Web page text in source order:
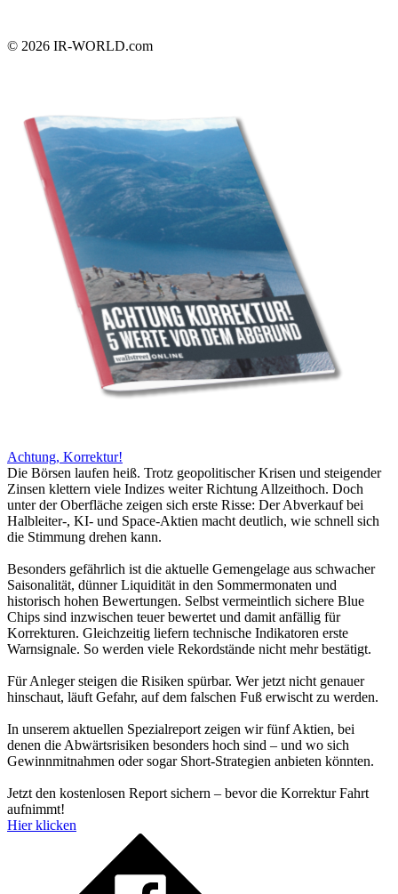
© 2026 IR-WORLD.com
Achtung, Korrektur!
Die Börsen laufen heiß. Trotz geopolitischer Krisen und steigender
Zinsen klettern viele Indizes weiter Richtung Allzeithoch. Doch
unter der Oberfläche zeigen sich erste Risse: Der Abverkauf bei
Halbleiter-, KI- und Space-Aktien macht deutlich, wie schnell sich
die Stimmung drehen kann.
Besonders gefährlich ist die aktuelle Gemengelage aus schwacher
Saisonalität, dünner Liquidität in den Sommermonaten und
historisch hohen Bewertungen. Selbst vermeintlich sichere Blue
Chips sind inzwischen teuer bewertet und damit anfällig für
Korrekturen. Gleichzeitig liefern technische Indikatoren erste
Warnsignale. So werden viele Rekordstände nicht mehr bestätigt.
Für Anleger steigen die Risiken spürbar. Wer jetzt nicht genauer
hinschaut, läuft Gefahr, auf dem falschen Fuß erwischt zu werden.
In unserem aktuellen Spezialreport zeigen wir fünf Aktien, bei
denen die Abwärtsrisiken besonders hoch sind – und wo sich
Gewinnmitnahmen oder sogar Short-Strategien anbieten könnten.
Jetzt den kostenlosen Report sichern – bevor die Korrektur Fahrt
aufnimmt!
Hier klicken